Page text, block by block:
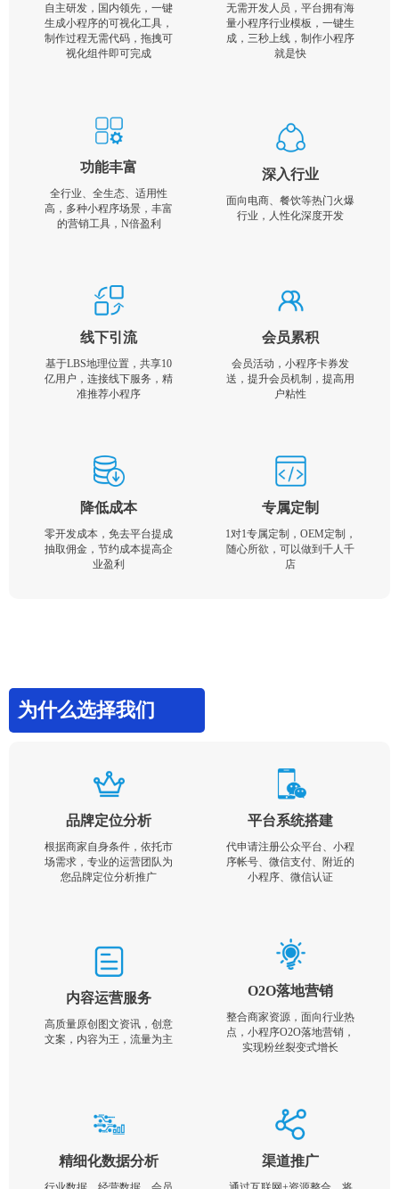
自主研发，国内领先，一键
生成小程序的可视化工具，
制作过程无需代码，拖拽可
视化组件即可完成
无需开发人员，平台拥有海
量小程序行业模板，一键生
成，三秒上线，制作小程序
就是快
功能丰富
全行业、全生态、适用性
高，多种小程序场景，丰富
的营销工具，N倍盈利
深入行业
面向电商、餐饮等热门火爆
行业，人性化深度开发
线下引流
基于LBS地理位置，共享10
亿用户，连接线下服务，精
准推荐小程序
会员累积
会员活动，小程序卡券发
送，提升会员机制，提高用
户粘性
降低成本
零开发成本，免去平台提成
抽取佣金，节约成本提高企
业盈利
专属定制
1对1专属定制，OEM定制，
随心所欲，可以做到千人千
店
为什么选择我们
品牌定位分析
根据商家自身条件，依托市
场需求，专业的运营团队为
您品牌定位分析推广
平台系统搭建
代申请注册公众平台、小程
序帐号、微信支付、附近的
小程序、微信认证
内容运营服务
高质量原创图文资讯，创意
文案，内容为王，流量为主
O2O落地营销
整合商家资源，面向行业热
点，小程序O2O落地营销，
实现粉丝裂变式增长
精细化数据分析 渠道推广